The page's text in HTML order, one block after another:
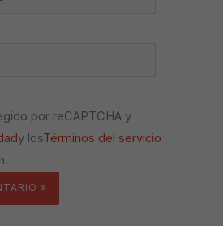
por reCAPTCHA y
y losTérminos del servicio